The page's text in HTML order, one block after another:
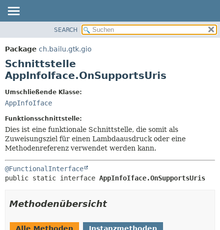
PACKAGE
KLASSE
BAUM
INDEX
KONSTRUKTOR
METHODE
SEARCH
Package ch.bailu.gtk.gio
Schnittstelle
AppInfoIface.OnSupportsUris
Umschließende Klasse:
AppInfoIface
Funktionsschnittstelle:
Dies ist eine funktionale Schnittstelle, die somit als
Zuweisungsziel für einen Lambdaausdruck oder eine
Methodenreferenz verwendet werden kann.
@FunctionalInterface
public static interface AppInfoIface.OnSupportsUris
Methodenübersicht
Alle Methoden
Instanzmethoden